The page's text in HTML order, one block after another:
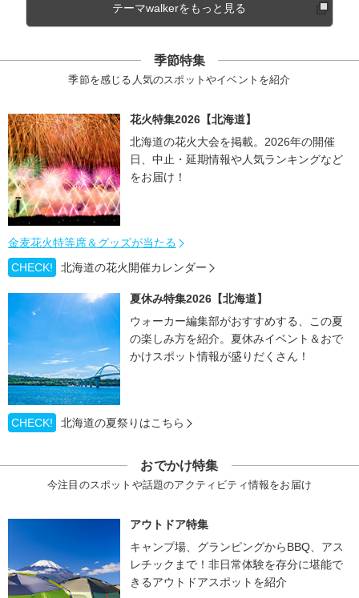
テーマwalkerをもっと見る
季節特集
季節を感じる人気のスポットやイベントを紹介
花火特集2026【北海道】
北海道の花火大会を掲載。2026年の開催
日、中止・延期情報や人気ランキングなど
をお届け！
金麦花火特等席＆グッズが当たる
CHECK!
北海道の花火開催カレンダー
夏休み特集2026【北海道】
ウォーカー編集部がおすすめする、この夏
の楽しみ方を紹介。夏休みイベント＆おで
かけスポット情報が盛りだくさん！
CHECK! 北海道の夏祭りはこちら
おでかけ特集
今注目のスポットや話題のアクティビティ情報をお届け
アウトドア特集
キャンプ場、グランピングからBBQ、アス
レチックまで！非日常体験を存分に堪能で
きるアウトドアスポットを紹介